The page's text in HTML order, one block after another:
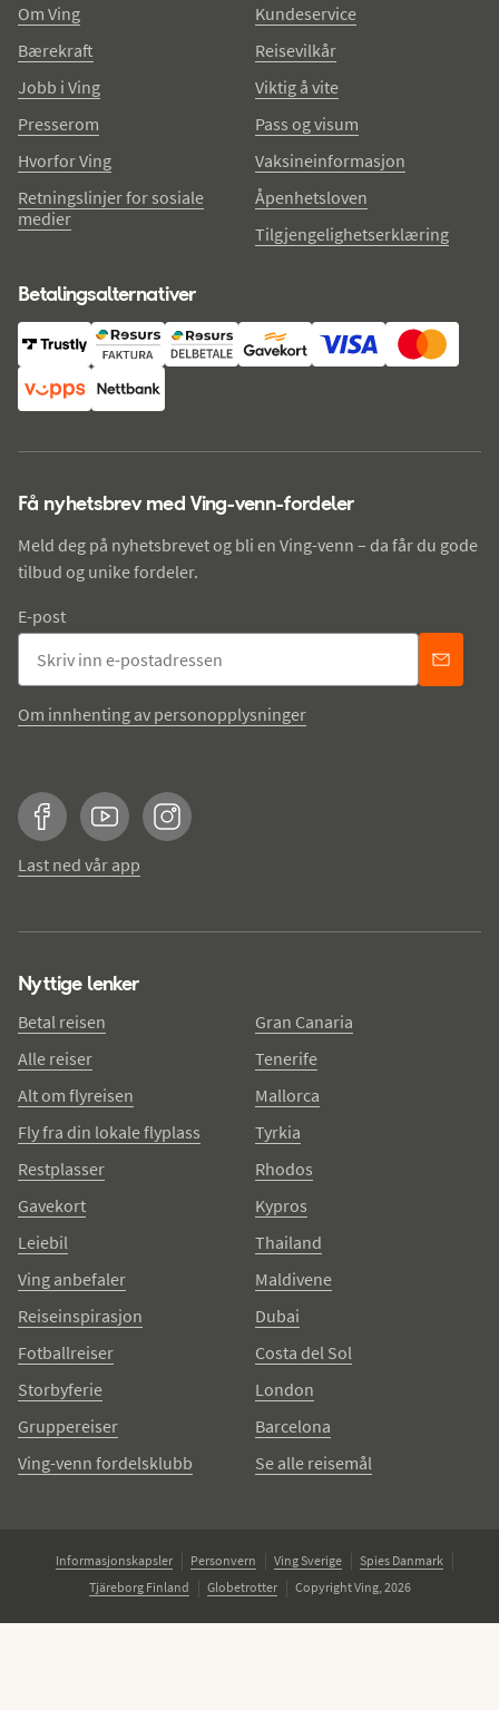
Om Ving
Bærekraft
Jobb i Ving
Presserom
Hvorfor Ving
Retningslinjer for sosiale
medier
Kundeservice
Reisevilkår
Viktig å vite
Pass og visum
Vaksineinformasjon
Åpenhetsloven
Tilgjengelighetserklæring
Betalingsalternativer
Få nyhetsbrev med Ving-venn-fordeler
Meld deg på nyhetsbrevet og bli en Ving-venn – da får du gode
tilbud og unike fordeler.
E-post
Om innhenting av personopplysninger
FacebookYouTubeInstagram
Last ned vår app
Nyttige lenker
Betal reisen
Alle reiser
Alt om flyreisen
Fly fra din lokale flyplass
Restplasser
Gavekort
Leiebil
Ving anbefaler
Reiseinspirasjon
Fotballreiser
Storbyferie
Gruppereiser
Ving-venn fordelsklubb
Gran Canaria
Tenerife
Mallorca
Tyrkia
Rhodos
Kypros
Thailand
Maldivene
Dubai
Costa del Sol
London
Barcelona
Se alle reisemål
Informasjonskapsler Personvern Ving Sverige
Spies Danmark
Tjäreborg Finland
Globetrotter Copyright Ving, 2026